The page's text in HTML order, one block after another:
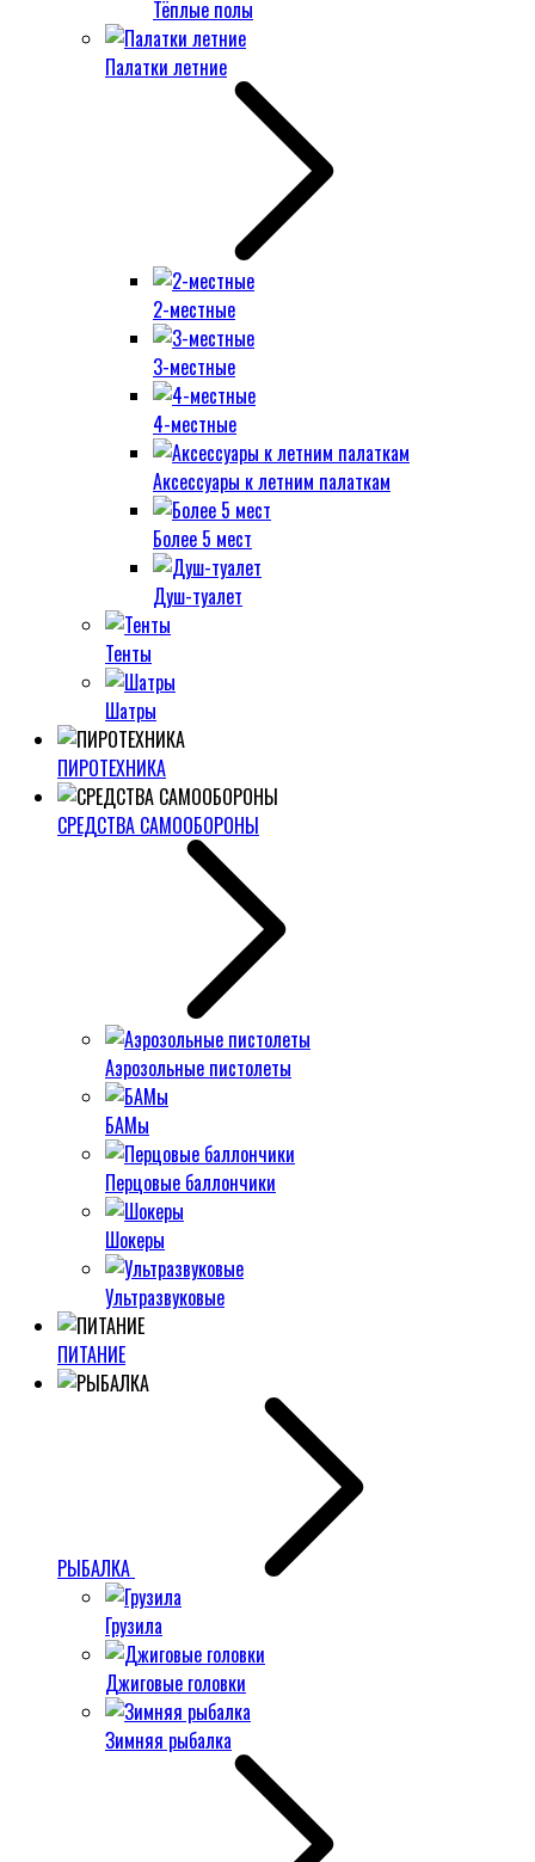
Тёплые полы
Палатки летние
2-местные
3-местные
4-местные
Аксессуары к летним палаткам
Более 5 мест
Душ-туалет
Тенты
Шатры
ПИРОТЕХНИКА
СРЕДСТВА САМООБОРОНЫ
Аэрозольные пистолеты
БАМы
Перцовые баллончики
Шокеры
Ультразвуковые
ПИТАНИЕ
РЫБАЛКА
Грузила
Джиговые головки
Зимняя рыбалка